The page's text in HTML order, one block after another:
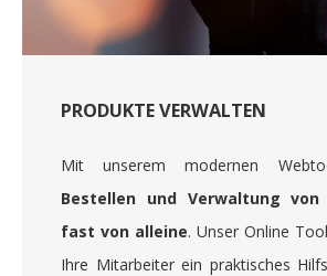
PRODUKTE VERWALTEN
Mit unserem modernen
Bestellen und Verwaltung von
fast von alleine. Unser Online
Ihre Mitarbeiter ein praktisches